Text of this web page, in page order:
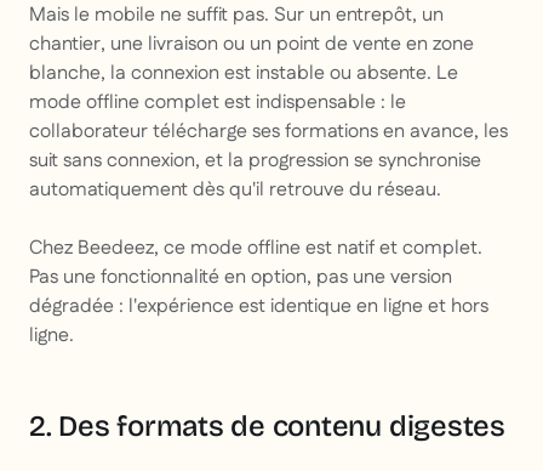
Mais le mobile ne suffit pas. Sur un entrepôt, un
chantier, une livraison ou un point de vente en zone
blanche, la connexion est instable ou absente. Le
mode offline complet est indispensable : le
collaborateur télécharge ses formations en avance, les
suit sans connexion, et la progression se synchronise
automatiquement dès qu'il retrouve du réseau.
Chez Beedeez, ce mode offline est natif et complet.
Pas une fonctionnalité en option, pas une version
dégradée : l'expérience est identique en ligne et hors
ligne.
2. Des formats de contenu digestes